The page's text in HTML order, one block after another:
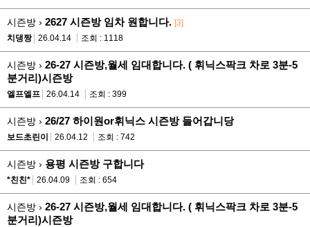
시즌방 › 2627 시즌방 임차 원합니다. [3]
치댕짱
26.04.14 조회 : 1118
시즌방 › 26-27 시즌방,월세 임대합니다. ( 휘닉스팍크 차로 3분-5
분거리)시즌방
엘프엘프 26.04.14 조회 : 399
시즌방 › 26/27 하이원or휘닉스 시즌방 들어갑니당
보드초린이 26.04.12 조회 : 742
시즌방 › 용평 시즌방 구합니다
*친친* 26.04.09 조회 : 654
시즌방 › 26-27 시즌방,월세 임대합니다. ( 휘닉스팍크 차로 3분-5
분거리)시즌방